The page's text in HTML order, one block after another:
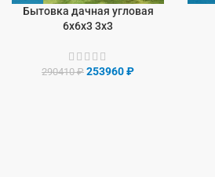
Бытовка дачная угловая
6х6х3 3х3
290410₽ 253960₽